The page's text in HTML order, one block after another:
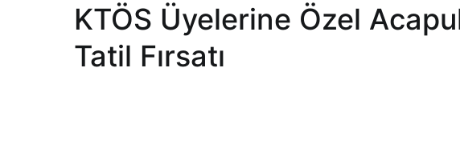
KTÖS Üyelerine Özel
Tatil Fırsatı